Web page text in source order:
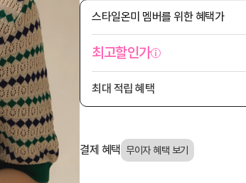
스타일온미 멤버를 위한 혜택가
최고할인가
최대 적립 혜택
결제 혜택